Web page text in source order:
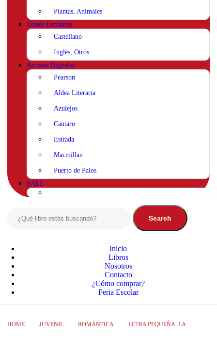
Plantas, Animales
Textos Escolares
Castellano
Inglés, Otros
Accesos Digitales
Pearson
Aldea Literaria
Azulejos
Cantaro
Estrada
Macmillan
Puerto de Palos
SALE
Search
Inicio
Libros
Nosotros
Contacto
¿Cómo comprar?
Feria Escolar
HOME JUVENIL ROMÁNTICA LETRA PEQUEÑA, LA